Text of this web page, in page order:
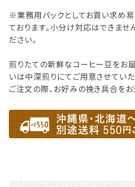
※業務用パックとしてお買い求め
ております。小分け対応はできませ
ださい。
煎りたての新鮮なコーヒー豆をお
いは中深煎りにてご用意させていた
ご注文の際、お好みの挽き具合をお